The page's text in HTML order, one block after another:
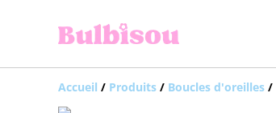
Accueil / Produits / Boucles d'oreilles /